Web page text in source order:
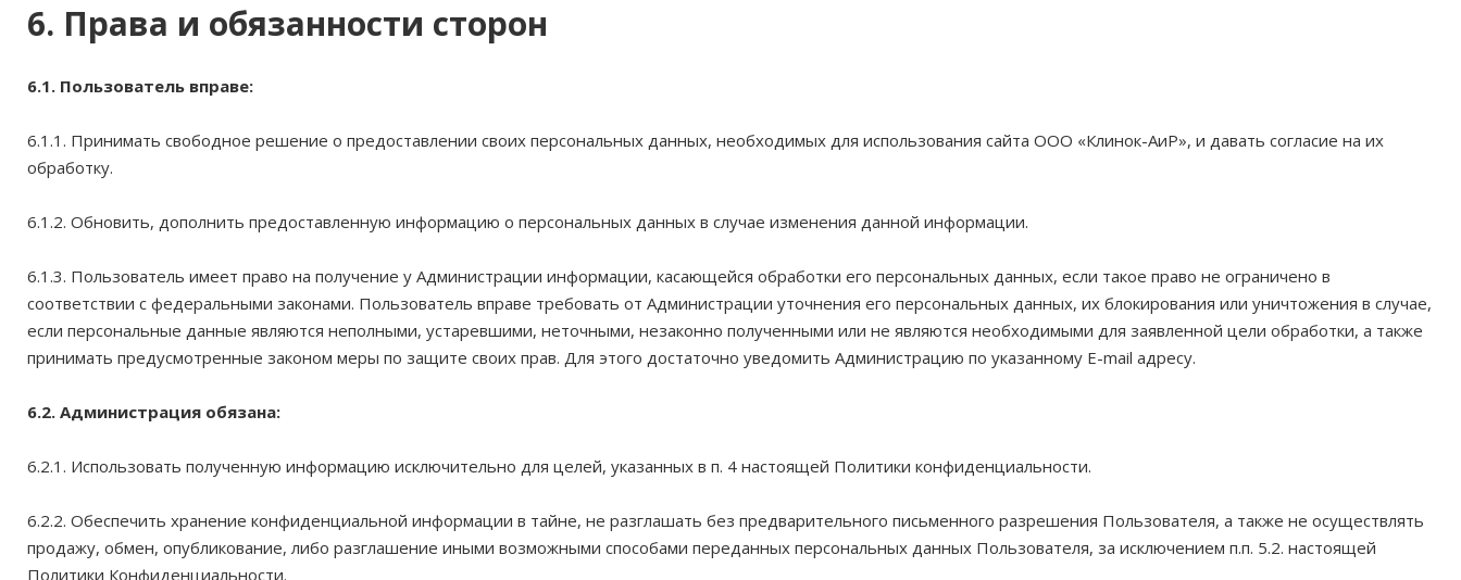
6. Права и обязанности сторон
6.1. Пользователь вправе:
6.1.1. Принимать свободное решение о предоставлении своих персональных данных, необходимых для использования сайта ООО «Клинок-АиР», и давать согласие на их
обработку.
6.1.2. Обновить, дополнить предоставленную информацию о персональных данных в случае изменения данной информации.
6.1.3. Пользователь имеет право на получение у Администрации информации, касающейся обработки его персональных данных, если такое право не ограничено в
соответствии с федеральными законами. Пользователь вправе требовать от Администрации уточнения его персональных данных, их блокирования или уничтожения в случае,
если персональные данные являются неполными, устаревшими, неточными, незаконно полученными или не являются необходимыми для заявленной цели обработки, а также
принимать предусмотренные законом меры по защите своих прав. Для этого достаточно уведомить Администрацию по указанному E-mail адресу.
6.2. Администрация обязана:
6.2.1. Использовать полученную информацию исключительно для целей, указанных в п. 4 настоящей Политики конфиденциальности.
6.2.2. Обеспечить хранение конфиденциальной информации в тайне, не разглашать без предварительного письменного разрешения Пользователя, а также не осуществлять
продажу, обмен, опубликование, либо разглашение иными возможными способами переданных персональных данных Пользователя, за исключением п.п. 5.2. настоящей
Политики Конфиденциальности.